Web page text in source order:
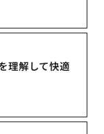
理解して快適